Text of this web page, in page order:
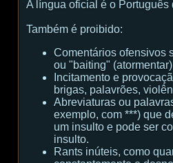
A língua oficial é o Português
Também é proibido:
Comentários ofensivos
ou "baiting"
Incitamento e
brigas, palavrões,
Abreviaturas ou
exemplo, com ***) que
um insulto e pode ser
insulto.
Rants inúteis, como